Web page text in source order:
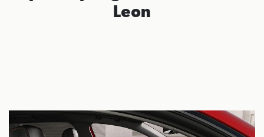
Leon